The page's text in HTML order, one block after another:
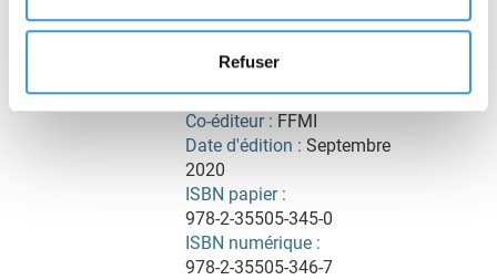
Refuser
technologies de sécurité
Éditeur :CNPP Éditions
Co-éditeur : FFMI
Date d'édition : Septembre
2020
ISBN papier :
978-2-35505-345-0
ISBN numérique :
978-2-35505-346-7